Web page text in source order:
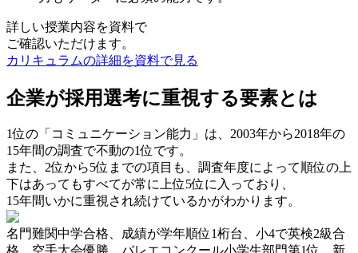
詳しい授業内容を資料で
ご確認いただけます。
カリキュラムの詳細を資料で見る
企業が採用選考に重視する要素とは
1位の「コミュニケーション能力」は、2003年から2018年の
15年間の調査で不動の1位です。
また、2位から5位までの項目も、調査年度によって順位の上
下はあってもすべてが常に上位5位に入っており、
15年間いかに重視され続けているかがわかります。
名門難関中学合格、成績が学年順位1桁台、小4で英検2級合